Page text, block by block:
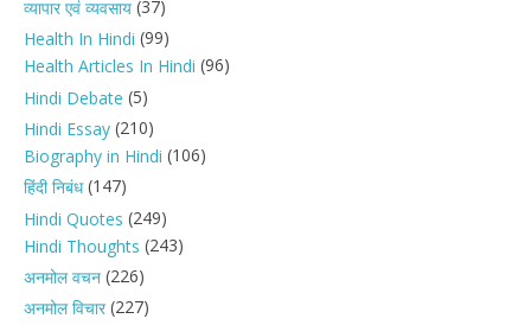
व्यापार एवं व्यवसाय (37)
Health In Hindi (99)
Health Articles In Hindi (96)
Hindi Debate (5)
Hindi Essay (210)
Biography in Hindi (106)
हिंदी निबंध(147)
Hindi Quotes (249)
Hindi Thoughts (243)
अनमोल वचन (226)
अनमोल विचार(227)